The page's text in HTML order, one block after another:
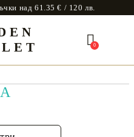
над 61.35 € / 120 лв.
0